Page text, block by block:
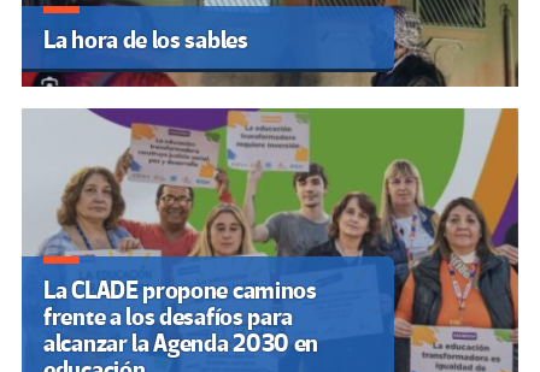
La hora de los sables
La CLADE propone caminos
frente a los desafíos para
alcanzar la Agenda 2030 en